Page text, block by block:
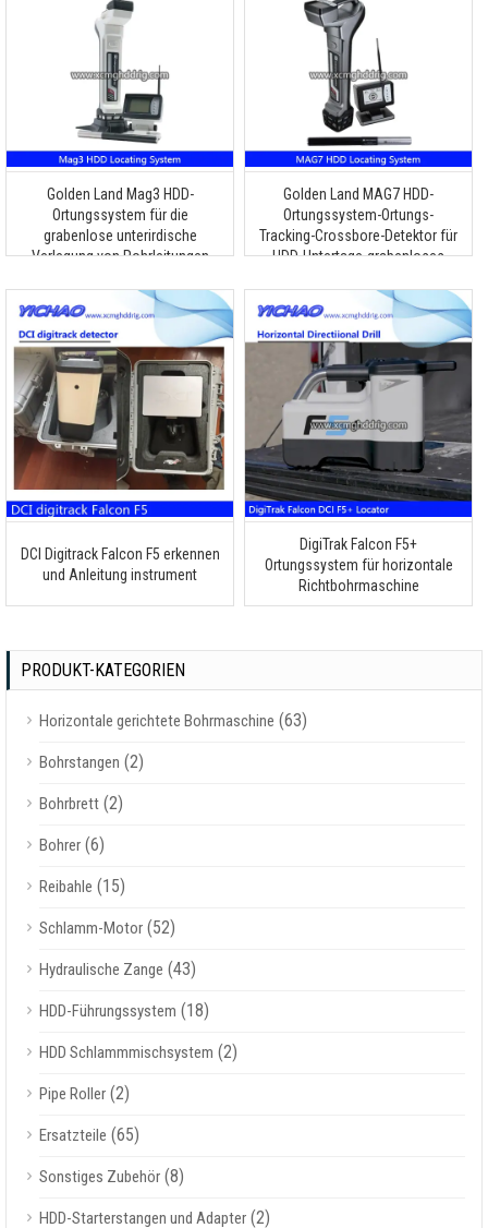
Golden Land Mag3 HDD-
Ortungssystem für die
grabenlose unterirdische
Verlegung von Rohrleitungen
Golden Land MAG7 HDD-
Ortungssystem-Ortungs-
Tracking-Crossbore-Detektor für
HDD-Untertage-grabenloses
DCI Digitrack Falcon F5 erkennen
und Anleitung instrument
DigiTrak Falcon F5+
Ortungssystem für horizontale
Richtbohrmaschine
PRODUKT-KATEGORIEN
Horizontale gerichtete Bohrmaschine (63)
Bohrstangen (2)
Bohrbrett (2)
Bohrer (6)
Reibahle (15)
Schlamm-Motor (52)
Hydraulische Zange (43)
HDD-Führungssystem (18)
HDD Schlammmischsystem (2)
Pipe Roller (2)
Ersatzteile (65)
Sonstiges Zubehör (8)
HDD-Starterstangen und Adapter (2)